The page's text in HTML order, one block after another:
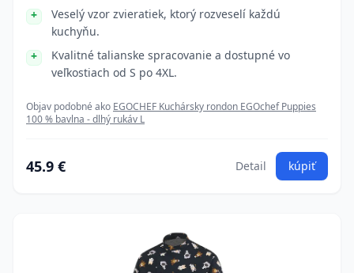
Veselý vzor zvieratiek, ktorý rozveselí každú
kuchyňu.
Kvalitné talianske spracovanie a dostupné vo
veľkostiach od S po 4XL.
Objav podobné ako EGOCHEF Kuchársky rondon EGOchef Puppies
100 % bavlna - dlhý rukáv L
45.9 € Detail kúpiť